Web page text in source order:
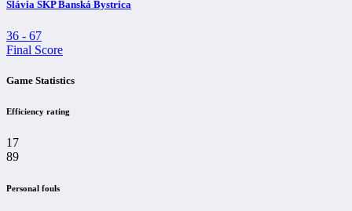
Slávia ŠKP Banská Bystrica
36 - 67
Final Score
Game Statistics
Efficiency rating
17
89
Personal fouls